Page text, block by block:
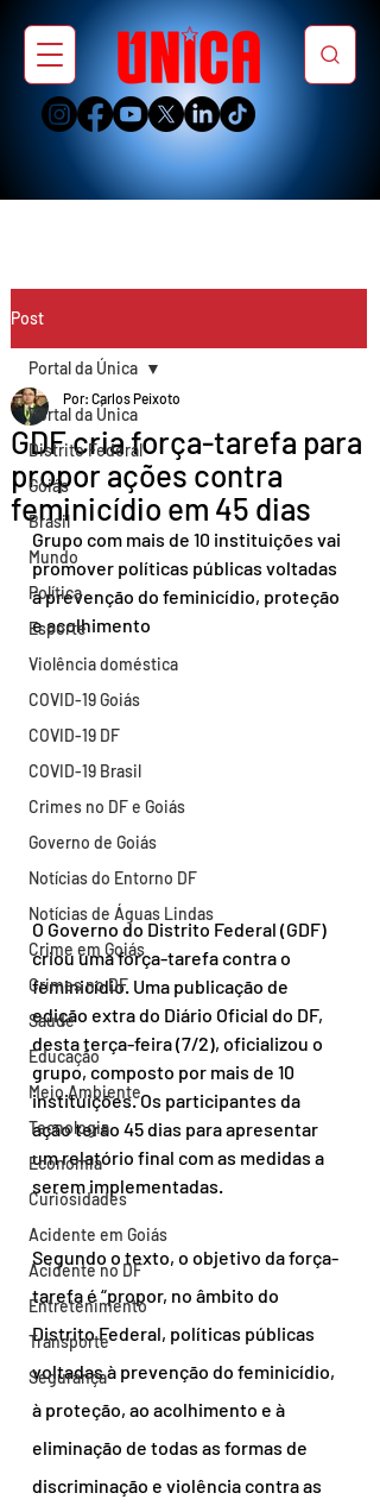
Post
Portal da Única
Distrito Federal
Goiás
Brasil
Mundo
Política
Esporte
Violência doméstica
COVID-19 Goiás
COVID-19 DF
COVID-19 Brasil
Crimes no DF e Goiás
Governo de Goiás
Notícias do Entorno DF
Notícias de Águas Lindas
Crime em Goiás
Crimes no DF
Saúde
Educação
Meio Ambiente
Tecnologia
Economia
Curiosidades
Acidente em Goiás
Acidente no DF
Entretenimento
Transporte
Segurança
Portal da Única
GDF cria força-tarefa para
propor ações contra
feminicídio em 45 dias
Por: Carlos Peixoto
Grupo com mais de 10 instituições vai
promover políticas públicas voltadas
à prevenção do feminicídio, proteção
e acolhimento
O Governo do Distrito Federal (GDF)
criou uma força-tarefa contra o
feminicídio. Uma publicação de
edição extra do Diário Oficial do DF,
desta terça-feira (7/2), oficializou o
grupo, composto por mais de 10
instituições. Os participantes da
ação terão 45 dias para apresentar
um relatório final com as medidas a
serem implementadas.
Segundo o texto, o objetivo da força-
tarefa é “propor, no âmbito do
Distrito Federal, políticas públicas
voltadas à prevenção do feminicídio,
à proteção, ao acolhimento e à
eliminação de todas as formas de
discriminação e violência contra as